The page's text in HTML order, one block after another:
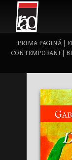
PRIMA PAGINĂ|
CONTEMPORANI